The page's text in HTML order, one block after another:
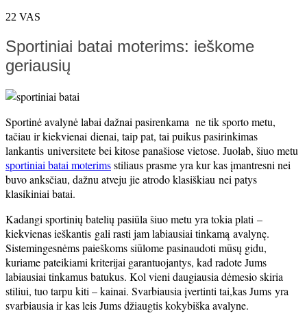
22 VAS
Sportiniai batai moterims: ieškome
geriausių
Sportinė avalynė labai dažnai pasirenkama ne tik sporto metu,
tačiau ir kiekvienai dienai, taip pat, tai puikus pasirinkimas
lankantis universitete bei kitose panašiose vietose. Juolab, šiuo metu
sportiniai batai moterimsstiliaus prasme yra kur kas įmantresni nei
buvo anksčiau, dažnu atveju jie atrodo klasiškiau nei patys
klasikiniai batai.
Kadangi sportinių batelių pasiūla šiuo metu yra tokia plati –
kiekvienas ieškantis gali rasti jam labiausiai tinkamą avalynę.
Sistemingesnėms paieškoms siūlome pasinaudoti mūsų gidu,
kuriame pateikiami kriterijai garantuojantys, kad radote Jums
labiausiai tinkamus batukus. Kol vieni daugiausia dėmesio skiria
stiliui, tuo tarpu kiti – kainai. Svarbiausia įvertinti tai,kas Jums yra
svarbiausia ir kas leis Jums džiaugtis kokybiška avalyne.